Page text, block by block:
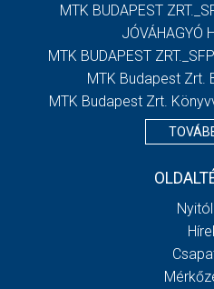
MTK BUDAPEST
JÓVÁHAGYÓ
MTK BUDAPEST
MTK Budapest Zrt.
MTK Budapest Zrt.